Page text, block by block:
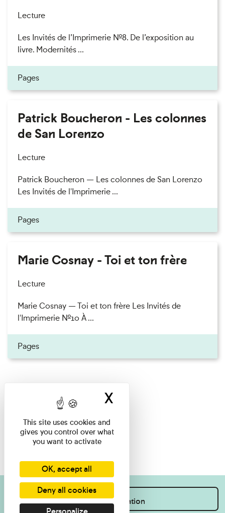
Lecture
Les Invités de l’Imprimerie n°8. De l’exposition au
livre. Modernités ...
Pages
Patrick Boucheron - Les colonnes
de San Lorenzo
Lecture
Patrick Boucheron — Les colonnes de San Lorenzo
Les Invités de l'Imprimerie ...
Pages
Marie Cosnay - Toi et ton frère
Lecture
Marie Cosnay — Toi et ton frère Les Invités de
l'Imprimerie n°10 À ...
Pages
I want information
This site uses cookies and
gives you control over what
you want to activate
OK, accept all
Deny all cookies
X